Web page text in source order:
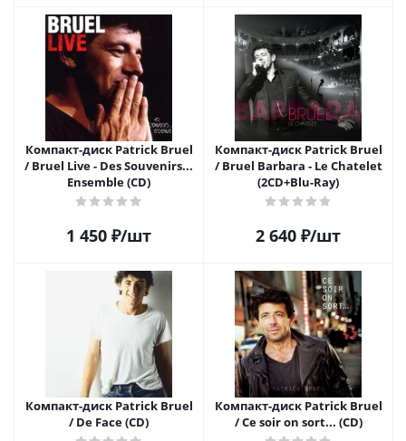
Компакт-диск Patrick Bruel
/ Bruel Live - Des Souvenirs...
Ensemble (CD)
1 450 ₽/шт
Компакт-диск Patrick Bruel
/ Bruel Barbara - Le Chatelet
(2CD+Blu-Ray)
2 640 ₽/шт
Компакт-диск Patrick Bruel
/ De Face (CD)
Компакт-диск Patrick Bruel
/ Ce soir on sort... (CD)